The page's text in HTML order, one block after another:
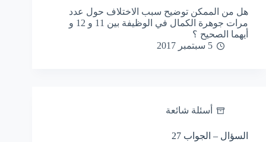
هل من الممكن توضيح سبب الاختلاف حول عدد
مرات جوهرة الكمال في الوظيفة بين 11 و 12 و
أيهما الصحيح ؟
5 سبتمبر 2017
أسئلة شائعة
السؤال – الجواب 27